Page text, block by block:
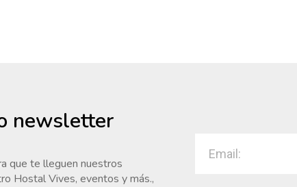
newsletter
que te lleguen nuestros
Hostal Vives, eventos y más.,